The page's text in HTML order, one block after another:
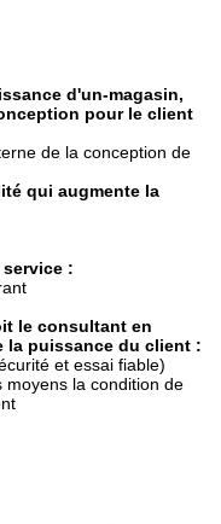
d'un-magasin,
pour le client
de la conception de
qui augmente la
:
le consultant en
la puissance du client :
et essai fiable)
la condition de